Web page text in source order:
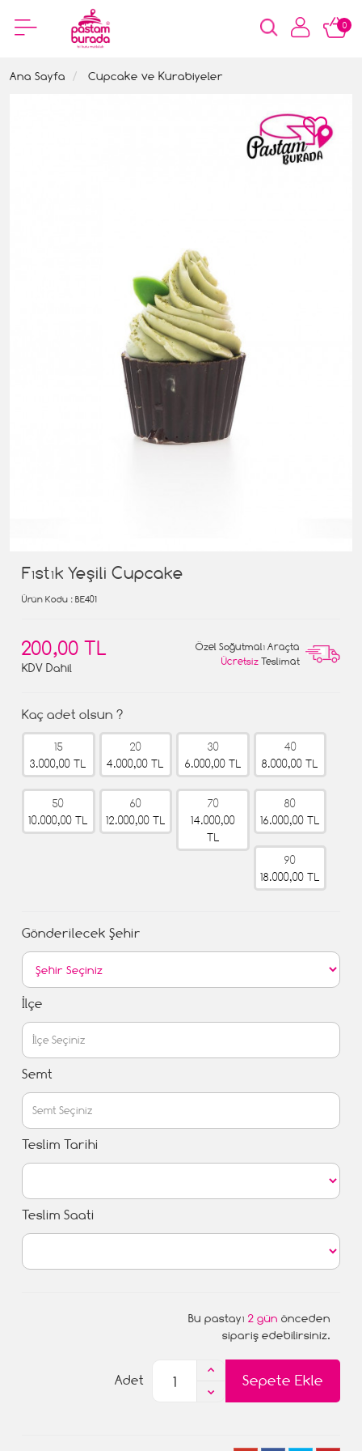
0
Ana Sayfa Cupcake ve Kurabiyeler
Fıstık Yeşili Cupcake
Ürün Kodu : BE401
200,00 TL
KDV Dahil
Özel Soğutmalı Araçta
Ücretsiz Teslimat
Kaç adet olsun ?
15
3.000,00 TL
20
4.000,00 TL
30
6.000,00 TL
40
8.000,00 TL
50
10.000,00 TL
60
12.000,00 TL
70
14.000,00
TL
80
16.000,00 TL
90
18.000,00 TL
Gönderilecek Şehir
İlçe
Semt
Teslim Tarihi
Teslim Saati
Bu pastayı 2 gün önceden
sipariş edebilirsiniz.
Sepete Ekle
Adet